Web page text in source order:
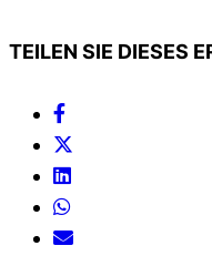
TEILEN SIE DIESES